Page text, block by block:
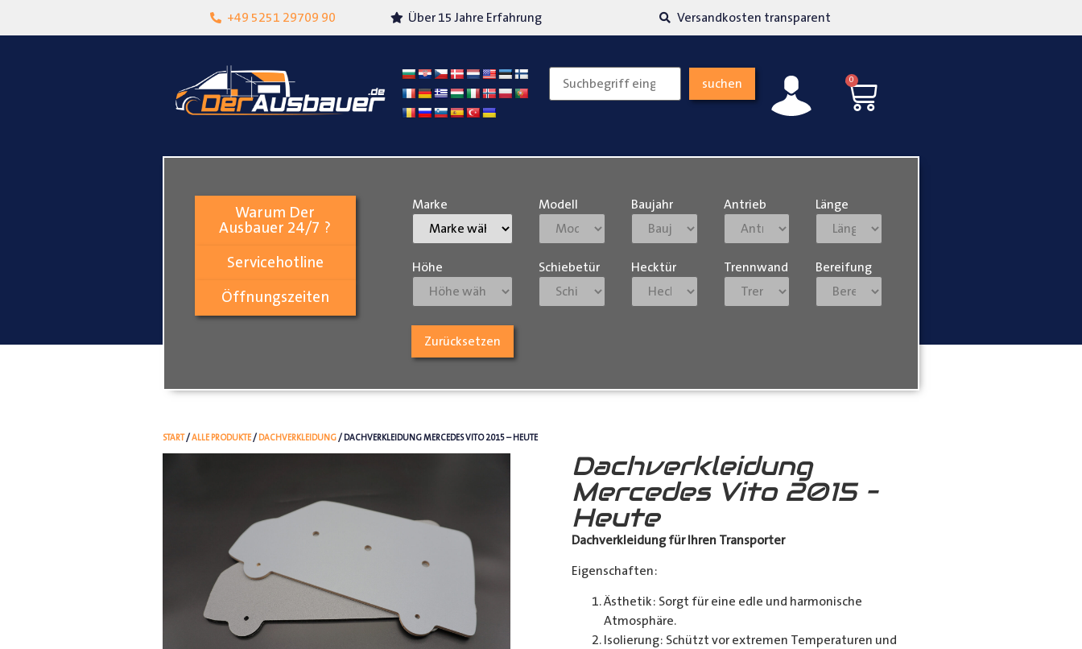
+49 5251 29709 90
Lokalgeschäft in Paderborn Über 15 Jahre Erfahrung Versandkosten transparent
suchen 0
Warum Der
Ausbauer 24/7 ?
Servicehotline
Öffnungszeiten
Marke Modell Baujahr Antrieb Länge
Höhe Schiebetür Hecktür Trennwand Bereifung
Zurücksetzen
START/ALLE PRODUKTE/ DACHVERKLEIDUNG/ DACHVERKLEIDUNG MERCEDES VITO 2015 – HEUTE
Dachverkleidung
Mercedes Vito 2015 –
Heute
Dachverkleidung für Ihren Transporter
Eigenschaften:
Ästhetik: Sorgt für eine edle und harmonische
Atmosphäre.
Isolierung: Schützt vor extremen Temperaturen und